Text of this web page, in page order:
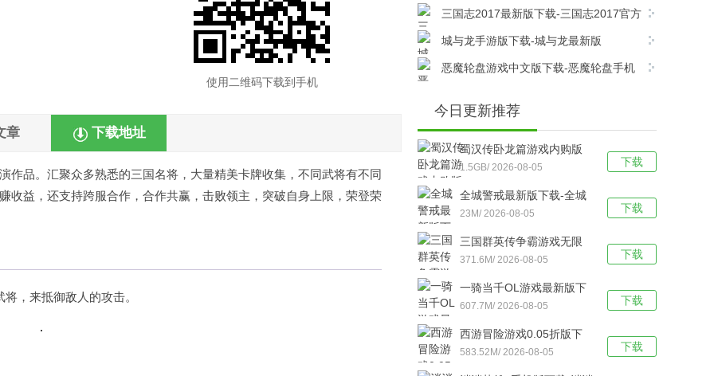
使用二维码下载到手机
章 下载地址
作品。汇聚众多熟悉的三国名将，大量精美卡牌收集，不同武将有不同
收益，还支持跨服合作，合作共赢，击败领主，突破自身上限，荣登荣
，来抵御敌人的攻击。
V1.9.13安卓版下载
三国志2017最新版下载-三国志2017官方
版v6.8.0安卓版下载
城与龙手游版下载-城与龙最新版
v12.5.1.0安卓版下载
恶魔轮盘游戏中文版下载-恶魔轮盘手机
今日更新推荐
下载
蜀汉传卧龙篇游戏内购版
下载-蜀汉传卧龙篇
v100.22.0安卓版下载
1.5GB/ 2026-08-05
下载
全城警戒最新版下载-全城
警戒（0.1折版） v1.0安卓
23M/ 2026-08-05
下载
三国群英传争霸游戏无限
元宝版下载-三国群英传争
霸最新版 V1.26.1安卓版下
371.6M/ 2026-08-05
下载
一骑当千OL游戏最新版下
载-一骑当千OL手游版
V2.4.3安卓版下载
607.7M/ 2026-08-05
下载
西游冒险游戏0.05折版下
载-西游冒险手游版 v1.0.1
安卓版下载
583.52M/ 2026-08-05